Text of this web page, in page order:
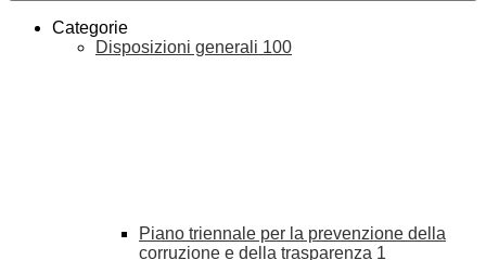
Categorie
Disposizioni generali 100
Piano triennale per la prevenzione della
corruzione e della trasparenza 1